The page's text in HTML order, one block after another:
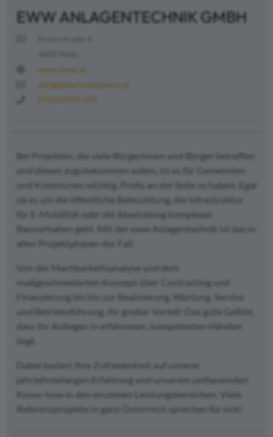
EWW ANLAGENTECHNIK GMBH
www.eww.at
anlagentechnik@eww.at
07242/493-275
Bei Projekten, die viele Bürgerinnen und Bürger betreffen
und diesen zugutekommen sollen, ist es für Gemeinden
und Kommunen wichtig, Profis an der Seite zu haben. Egal
ob es um die öffentliche Beleuchtung, die Infrastruktur
für E-Mobilität oder die Abwicklung komplexer
Bauvorhaben geht. Mit der eww Anlagentechnik ist das in
allen Projektphasen der Fall.
Von der Machbarkeitsanalyse und dem
maßgeschneiderten Konzept über Contracting und
Finanzierung bis hin zur Realisierung, Wartung, Service
und Betriebsführung. Ihr großer Vorteil: Das gute Gefühl,
dass Ihr Anliegen in erfahrenen, kompetenten Händen
liegt.
Dabei basiert Ihre Zufriedenheit auf unserer
jahrzehntelangen Erfahrung und unserem umfassenden
Know-how in den einzelnen Leistungsbereichen. Viele
Referenzprojekte in ganz Österreich sprechen für sich!